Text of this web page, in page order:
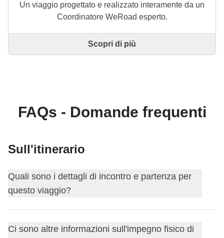
Un viaggio progettato e realizzato interamente da un
Coordinatore WeRoad esperto.
Questo è un viaggio progettato e realizzato
WeRoad potrai prenotare il viaggio e gestirlo nella
tua area personale, come qualsiasi altro WeRoad.
Scopri di più
FAQs - Domande frequenti
Sull'itinerario
Quali sono i dettagli di incontro e partenza per
questo viaggio?
Questo viaggio inizia a Salerno
. Il primo giorno ci
Ci sono altre informazioni sull'impegno fisico di